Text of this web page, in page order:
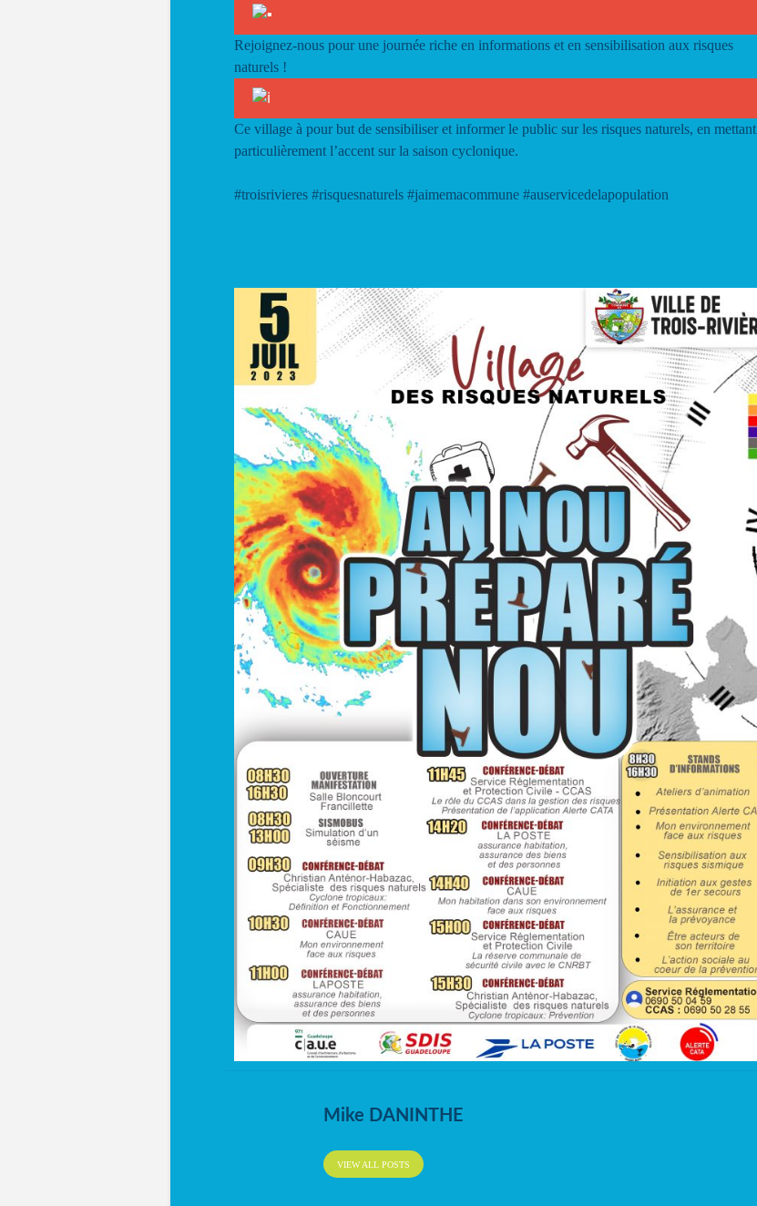
Rejoignez-nous pour une journée riche en informations et en sensibilisation aux risques
naturels !
Ce village à pour but de sensibiliser et informer le public sur les risques naturels, en mettant
particulièrement l’accent sur la saison cyclonique.
#troisrivieres #risquesnaturels #jaimemacommune #auservicedelapopulation
Mike DANINTHE
VIEW ALL POSTS